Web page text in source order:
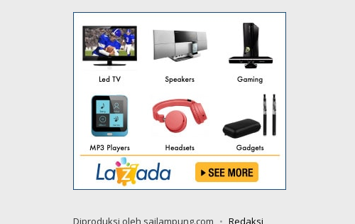
Diproduksi oleh sailampung.com Redaksi